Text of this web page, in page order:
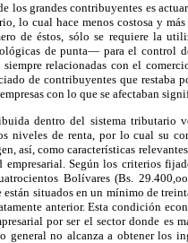
los grandes contribuyentes es
lo cual hace menos costosa y
de éstos, sólo se requiere la
de punta— para el control
relacionadas con el
de contribuyentes que restaba
con lo que se afectaban
dentro del sistema tributario
niveles de renta, por lo cual su
así, como características
empresarial. Según los criterios
Bolívares (Bs.
situados en un mínimo de
anterior. Esta condición
por ser el sector donde es
no alcanza a obtener los